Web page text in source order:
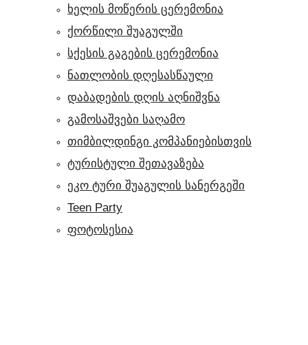
ხელის მოწერის ცერემონია
ქორწილი შუაგულში
სქესის გაგების ცერემონია
ნათლობის დღესასწაული
დაბადების დღის აღნიშვნა
გამოსაშვები საღამო
თიმბილდინგი კომპანიებისთვის
ტურისტული შეთავაზება
ეკო ტური შუაგულის სანერგეში
Teen Party
ფოტოსესია